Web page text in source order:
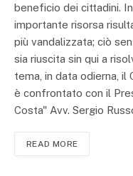
beneficio dei cittadini.
importante risorsa
più vandalizzata; ciò
sia riuscita sin qui a
tema, in data odierna, il
è confrontato con il
Costa" Avv. Sergio
READ MORE